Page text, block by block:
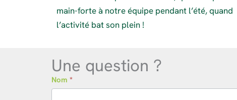
main-forte à notre équipe pendant l’été, quand
l’activité bat son plein !
Une question ?
contact
Nom *